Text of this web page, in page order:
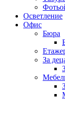
Осветление
Офис
Бюра
За